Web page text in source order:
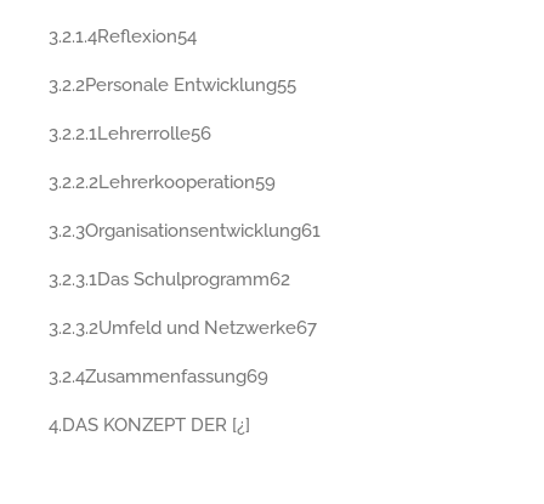
3.2.1.4Reflexion54
3.2.2Personale Entwicklung55
3.2.2.1Lehrerrolle56
3.2.2.2Lehrerkooperation59
3.2.3Organisationsentwicklung61
3.2.3.1Das Schulprogramm62
3.2.3.2Umfeld und Netzwerke67
3.2.4Zusammenfassung69
4.DAS KONZEPT DER [¿]